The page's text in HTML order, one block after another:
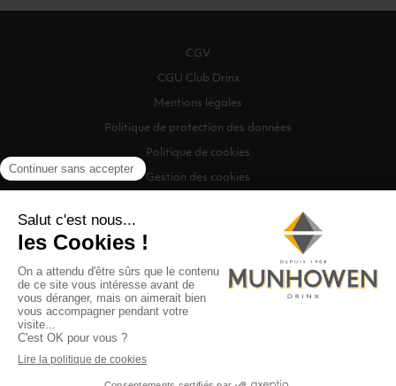
CGV
CGU Club Drinx
Mentions légales
Politique de protection des données
Politique de cookies
Gestion des cookies
©2026 Munhowen Drinx / Tous droits réservés
Digitalised by